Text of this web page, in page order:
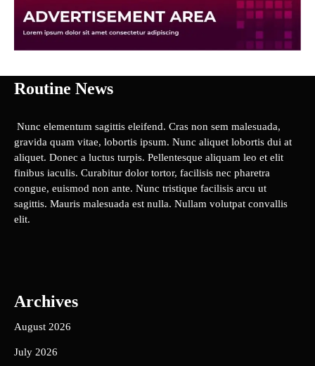
Routine News
Nunc elementum sagittis eleifend. Cras non sem malesuada,
gravida quam vitae, lobortis ipsum. Nunc aliquet lobortis dui at
aliquet. Donec a luctus turpis. Pellentesque aliquam leo et elit
finibus iaculis. Curabitur dolor tortor, facilisis nec pharetra
congue, euismod non ante. Nunc tristique facilisis arcu ut
sagittis. Mauris malesuada est nulla. Nullam volutpat convallis
elit.
Archives
August 2026
July 2026